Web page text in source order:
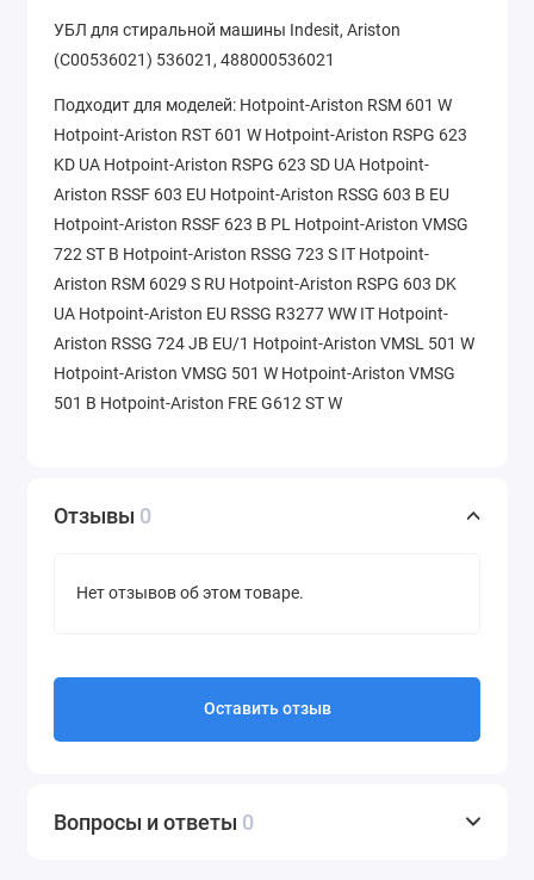
УБЛ для стиральной машины Indesit, Ariston
(C00536021) 536021, 488000536021
Подходит для моделей: Hotpoint-Ariston RSM 601 W
Hotpoint-Ariston RST 601 W Hotpoint-Ariston RSPG 623
KD UA Hotpoint-Ariston RSPG 623 SD UA Hotpoint-
Ariston RSSF 603 EU Hotpoint-Ariston RSSG 603 B EU
Hotpoint-Ariston RSSF 623 B PL Hotpoint-Ariston VMSG
722 ST B Hotpoint-Ariston RSSG 723 S IT Hotpoint-
Ariston RSM 6029 S RU Hotpoint-Ariston RSPG 603 DK
UA Hotpoint-Ariston EU RSSG R3277 WW IT Hotpoint-
Ariston RSSG 724 JB EU/1 Hotpoint-Ariston VMSL 501 W
Hotpoint-Ariston VMSG 501 W Hotpoint-Ariston VMSG
501 B Hotpoint-Ariston FRE G612 ST W
Отзывы 0
Нет отзывов об этом товаре.
Оставить отзыв
Вопросы и ответы 0